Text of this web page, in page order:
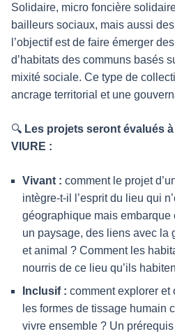
Solidaire, micro foncière
bailleurs sociaux, mais aussi
l’objectif est de faire émerger
d’habitats des communs basés
mixité sociale. Ce type de
ancrage territorial et une
🔍 Les projets seront évalués
VIURE :
Vivant : comment le projet
intègre-t-il l’esprit du lieu qui
géographique mais embarque
un paysage, des liens avec la
et animal ? Comment les
nourris de ce lieu qu’ils
Inclusif : comment explorer et
les formes de tissage humain
vivre ensemble ? Un